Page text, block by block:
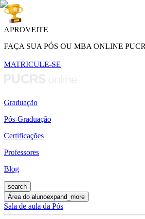
APROVEITE
FAÇA SUA PÓS OU MBA ONLINE
MATRICULE-SE
Graduação
Pós-Graduação
Certificações
Professores
Blog
search
Área do alunoexpand_more
Sala de aula da Pós